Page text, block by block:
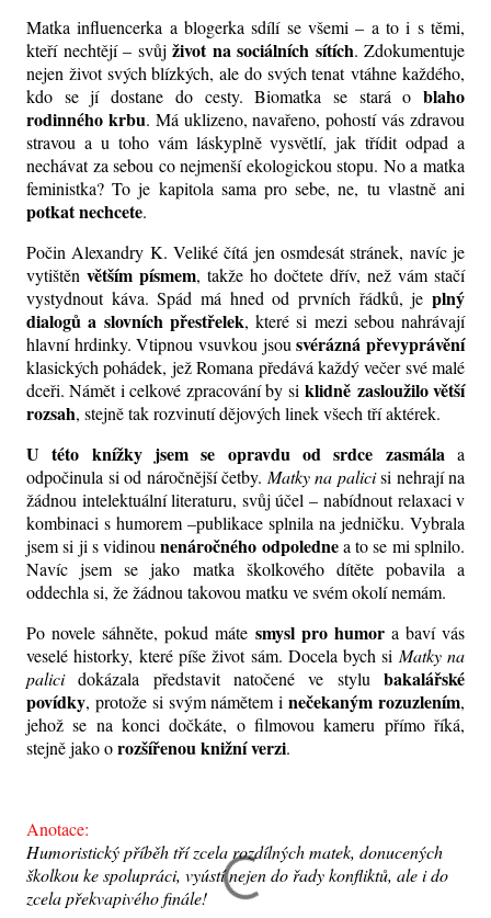
Matka influencerka a blogerka sdílí se všemi – a to i s těmi,
kteří nechtějí – svůj život na sociálních sítích. Zdokumentuje
nejen život svých blízkých, ale do svýchtenatvtáhne každého,
kdo se jí dostane do cesty. Biomatka se stará o blaho
rodinného krbu. Má uklizeno, navařeno, pohostí vás zdravou
stravou a u toho vám láskyplně vysvětlí, jak třídit odpad a
nechávat za sebou co nejmenší ekologickou stopu. No a matka
feministka? To je kapitola sama pro sebe, ne, tu vlastně ani
potkat nechcete.
Počin Alexandry K. Veliké čítá jen osmdesát stránek, navíc je
vytištěn větším písmem, takže ho dočtete dřív, než vám stačí
vystydnout káva. Spád má hned od prvních řádků, je plný
dialogů a slovních přestřelek, které si mezi sebou nahrávají
hlavní hrdinky. Vtipnou vsuvkou jsousvérázná převyprávění
klasických pohádek, jež Romana předává každý večer své malé
dceři. Námět i celkové zpracování by siklidně zasloužilovětší
rozsah, stejně tak rozvinutí dějových linek všech tří aktérek.
U této knížky jsem se opravdu od srdce zasmála a
odpočinula si od náročnější četby. Matky na palicisi nehrají na
žádnou intelektuální literaturu, svůj účel – nabídnout relaxaci v
kombinaci s humorem –publikace splnila na jedničku. Vybrala
jsem si ji s vidinou nenáročného odpolednea to se mi splnilo.
Navíc jsem se jako matka školkového dítěte pobavila a
oddechla si, že žádnou takovou matku ve svém okolí nemám.
Po novele sáhněte, pokud máte smysl pro humora baví vás
veselé historky, které píše život sám. Docela bych si Matky na
palicidokázala představit natočené ve stylubakalářské
povídky, protože si svým námětem inečekaným rozuzlením,
jehož se na konci dočkáte, o filmovou kameru přímo říká,
stejně jako orozšířenou knižní verzi.
Anotace:
Humoristický příběh tří zcela rozdílných matek, donucených
školkou ke spolupráci, vyústí nejen do řady konfliktů, ale i do
zcela překvapivého finále!